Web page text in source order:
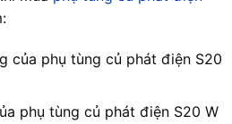
của phụ tùng củ phát điện S20
phụ tùng củ phát điện S20 W